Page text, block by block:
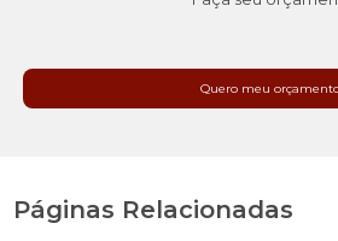
Quero meu
Páginas Relacionadas